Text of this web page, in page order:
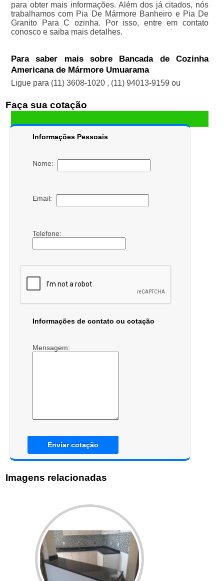
para obter mais informações. Além dos já citados, nós
trabalhamos com Pia De Mármore Banheiro e Pia De
Granito Para C ozinha. Por isso, entre em contato
conosco e saiba mais detalhes.
Para saber mais sobre Bancada de Cozinha
Americana de Mármore Umuarama
Ligue para (11) 3608-1020 , (11) 94013-9159 ou
Faça sua cotação
Informações Pessoais
Nome:
Email:
Telefone:
Informações de contato ou cotação
Mensagem:
Enviar cotação
Imagens relacionadas